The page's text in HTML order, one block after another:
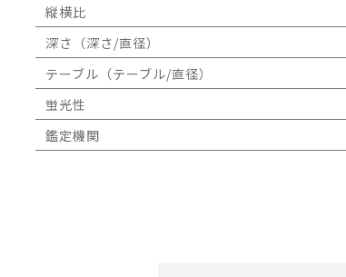
縦横比
深さ（深さ/直径）
テーブル（テーブル/直径）
蛍光性
鑑定機関